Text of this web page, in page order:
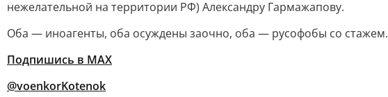
нежелательной на территории РФ) Александру Гармажапову.
Оба — иноагенты, оба осуждены заочно, оба — русофобы со стажем.
Подпишись в MAX
@voenkorKotenok